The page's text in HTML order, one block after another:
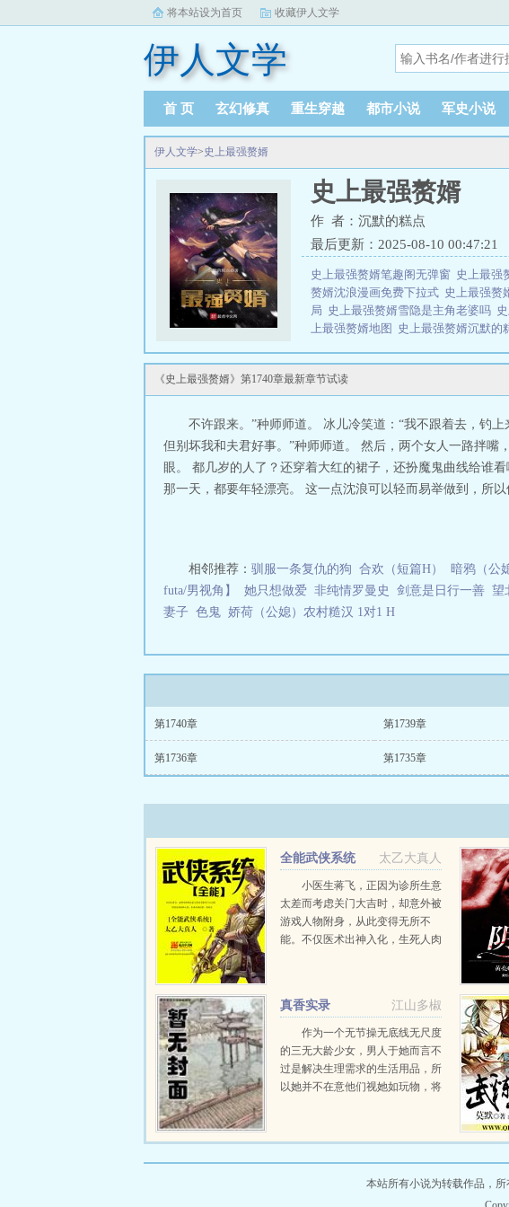
将本站设为首页 收藏伊人文学
伊人文学
首 页 玄幻修真 重生穿越 都市小说 军史小说
伊人文学>史上最强赘婿
史上最强赘婿
作 者：沉默的糕点
最后更新：2025-08-10 00:47:21
史上最强赘婿笔趣阁无弹窗 史上最强
赘婿沈浪漫画免费下拉式 史上最强赘
局 史上最强赘婿雪隐是主角老婆吗
上最强赘婿地图
史上最强赘婿沉默的
强赘婿完整版史上最强赘婿雪隐史
吗史上最强赘婿类似
赘婿沈浪徐芊芊史上最强赘婿免费
文史上最强赘婿百度百科史上最强
画免费观看下拉奇漫屋
史上最强赘婿
赘婿番外在线阅读 史上最强赘婿 沉
读史上最强赘婿沈浪的身世史上最
最强赘婿免费史上最强赘婿宁洁为
史上最强赘婿女
txt史上最强赘婿免费观看史上最强
赘婿电视剧在线观看
史上最强赘婿姜
浪结局史上最强赘婿沈浪TXT 史上
看史上最强赘婿苏难结局
读 笔趣史上最强赘婿沈浪免费听书
婿TXT八零史上最强赘婿宁寒公主结
史上最强赘婿人物
(已完本
绝美高贵的豪门千金做了上门女婿。
下第一高手，谁敢惹我就让我娘子打
《史上最强赘婿》第1740章最新章节试读
不许跟来。”种师师道。 冰儿冷笑道：“我不跟着去，钓
但别坏我和夫君好事。”种师师道。 然后，两个女人一路拌
眼。 都几岁的人了？还穿着大红的裙子，还扮魔鬼曲线给谁
那一天，都要年轻漂亮。 这一点沈浪可以轻而易举做到，所
相邻推荐： 驯服一条复仇的狗 合欢（短篇H） 暗鸦（公
futa/男视角】
她只想做爱 非纯情罗曼史 剑意是日行一善 望
妻子 色鬼 娇荷（公媳）农村糙汉 1对1 H
第1740章 第1739章
第1736章 第1735章
太乙大真人
全能武侠系统
小医生蒋飞，正因为诊所生意
太差而考虑关门大吉时，却意外被
游戏人物附身，从此变得无所不
能。不仅医术出神入化，生死人肉
蒋飞却笑眯眯地将目光...江山多椒
真香实录
作为一个无节操无底线无尺度
的三无大龄少女，男人于她而言不
过是解决生理需求的生活用品，所
以她并不在意他们视她如玩物，将
情史，利用她欺骗她甚至当众羞辱
本站所有小说为转载作品，